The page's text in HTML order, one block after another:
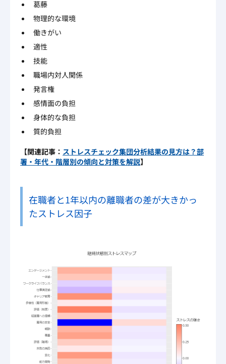
葛藤
物理的な環境
働きがい
適性
技能
職場内対人関係
発言権
感情面の負担
身体的な負担
質的負担
【関連記事： ストレスチェック集団分析結果の見方は？部
署・年代・階層別の傾向と対策を解説】
在職者と1年以内の離職者の差が大きかっ
たストレス因子